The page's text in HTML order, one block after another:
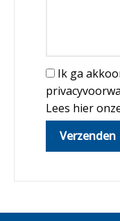
Ik ga
Lees hier